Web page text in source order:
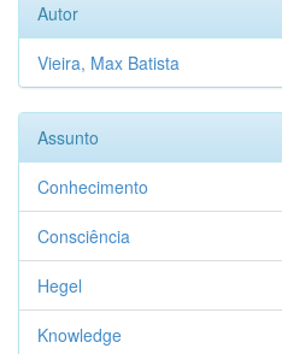
Autor
Vieira, Max Batista
Assunto
Conhecimento
Consciência
Hegel
Knowledge